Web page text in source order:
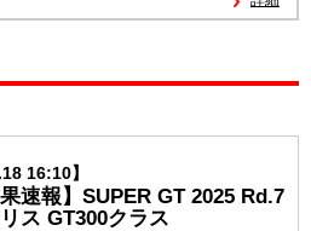
16:10】
果速報】SUPER GT 2025 Rd.7
ス GT300クラス